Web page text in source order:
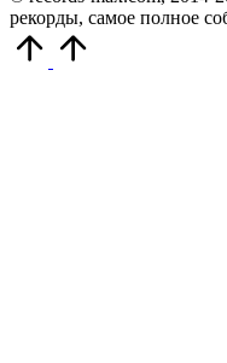
рекорды, самое полное